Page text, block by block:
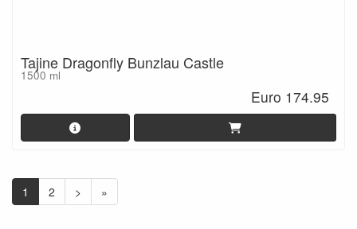
Tajine Dragonfly Bunzlau Castle
1500 ml
Euro 174.95
1 2 > »